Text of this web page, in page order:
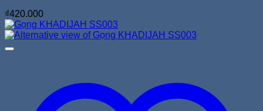
₫420.000